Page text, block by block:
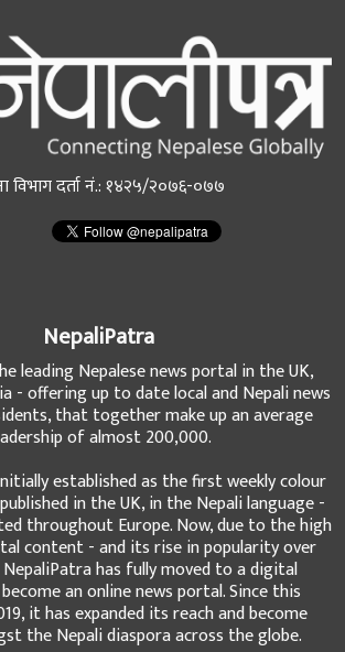
विभाग दर्ता नं.: १४२५/२०७६-०७७
NepaliPatra
leading Nepalese news portal in the UK,
- offering up to date local and Nepali news
that together make up an average
of almost 200,000.
established as the first weekly colour
in the UK, in the Nepali language -
throughout Europe. Now, due to the high
content - and its rise in popularity over
has fully moved to a digital
an online news portal. Since this
it has expanded its reach and become
the Nepali diaspora across the globe.